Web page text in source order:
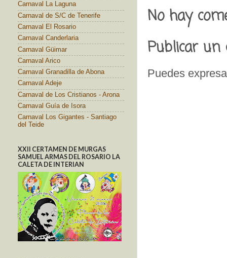
No hay
Publicar
Puedes
Carnaval La Laguna
Carnaval de S/C de Tenerife
Carnaval El Rosario
Carnaval Canderlaria
Carnaval Güimar
Carnaval Arico
Carnaval Granadilla de Abona
Carnaval Adeje
Carnaval de Los Cristianos - Arona
Carnaval Guía de Isora
Carnaval Los Gigantes - Santiago
del Teide
XXII CERTAMEN DE MURGAS
SAMUEL ARMAS DEL ROSARIO LA
CALETA DE INTERIAN